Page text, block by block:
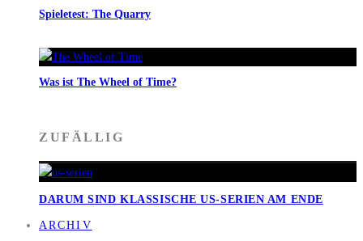
Spieletest: The Quarry
Was ist The Wheel of Time?
ZUFÄLLIG
DARUM SIND KLASSISCHE US-SERIEN AM ENDE
ARCHIV